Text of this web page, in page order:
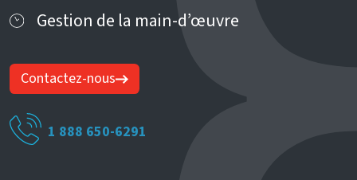
Gestion de la main-d’œuvre
Contactez-nous
1 888 650-6291